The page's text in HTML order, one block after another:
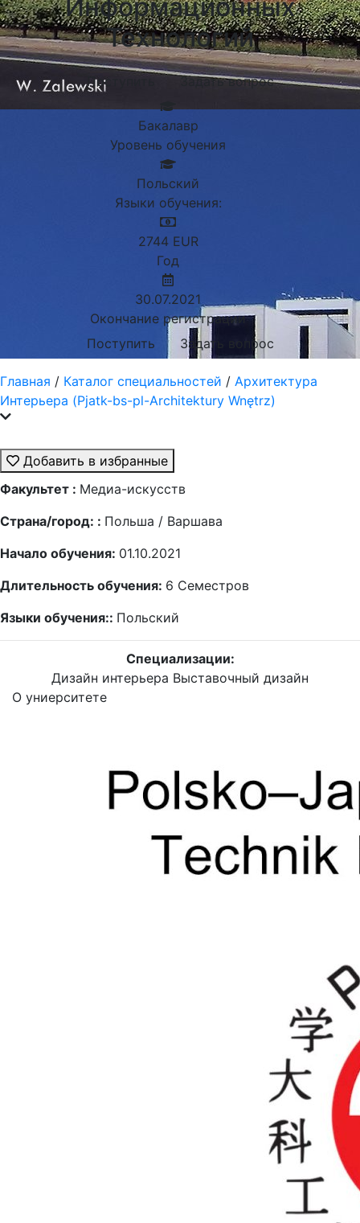
Информационных
Технологий
Поступить Задать вопрос
Бакалавр
Уровень обучения
Польский
Языки обучения:
2744 EUR
Год
30.07.2021
Окончание регистрации
Поступить
Задать вопрос
Главная / Каталог специальностей / Архитектура
Интерьера (Pjatk-bs-pl-Architektury Wnętrz)
Добавить в избранные
Факультет : Медиа-искусств
Страна/город: : Польша / Варшава
Начало обучения: 01.10.2021
Длительность обучения: 6 Семестров
Языки обучения:: Польский
Специализации:
Дизайн интерьера Выставочный дизайн
О униерситете